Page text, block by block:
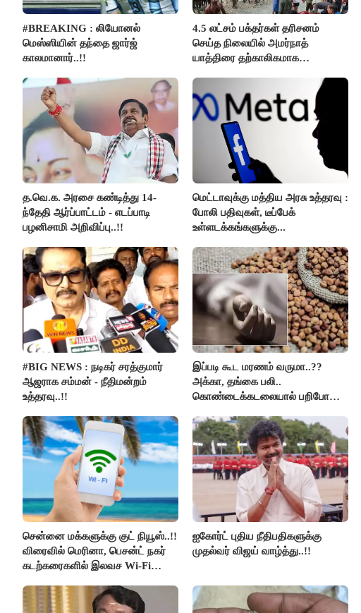
#BREAKING : லியோனல்
மெஸ்ஸியின் தந்தை ஜார்ஜ்
காலமானார்..!!
4.5 லட்சம் பக்தர்கள் தரிசனம்
செய்த நிலையில் அமர்நாத்
யாத்திரை தற்காலிகமாக
த.வெ.க. அரசை கண்டித்து 14-
ந்தேதி ஆர்ப்பாட்டம் - எடப்பாடி
பழனிசாமி அறிவிப்பு..!!
மெட்டாவுக்கு மத்திய அரசு உத்தரவு :
போலி பதிவுகள், டீப்பேக்
உள்ளடக்கங்களுக்கு...
#BIG NEWS : நடிகர் சரத்குமார்
ஆஜராக சம்மன் - நீதிமன்றம்
உத்தரவு..!!
இப்படி கூட மரணம் வருமா..??
அக்கா, தங்கை பலி..
கொண்டைக்கடலையால் பறிபோன
சென்னை மக்களுக்கு குட் நியூஸ்..!!
விரைவில் மெரினா, பெசன்ட் நகர்
கடற்கரைகளில் இலவச Wi-Fi
ஐகோர்ட் புதிய நீதிபதிகளுக்கு
முதல்வர் விஜய் வாழ்த்து..!!